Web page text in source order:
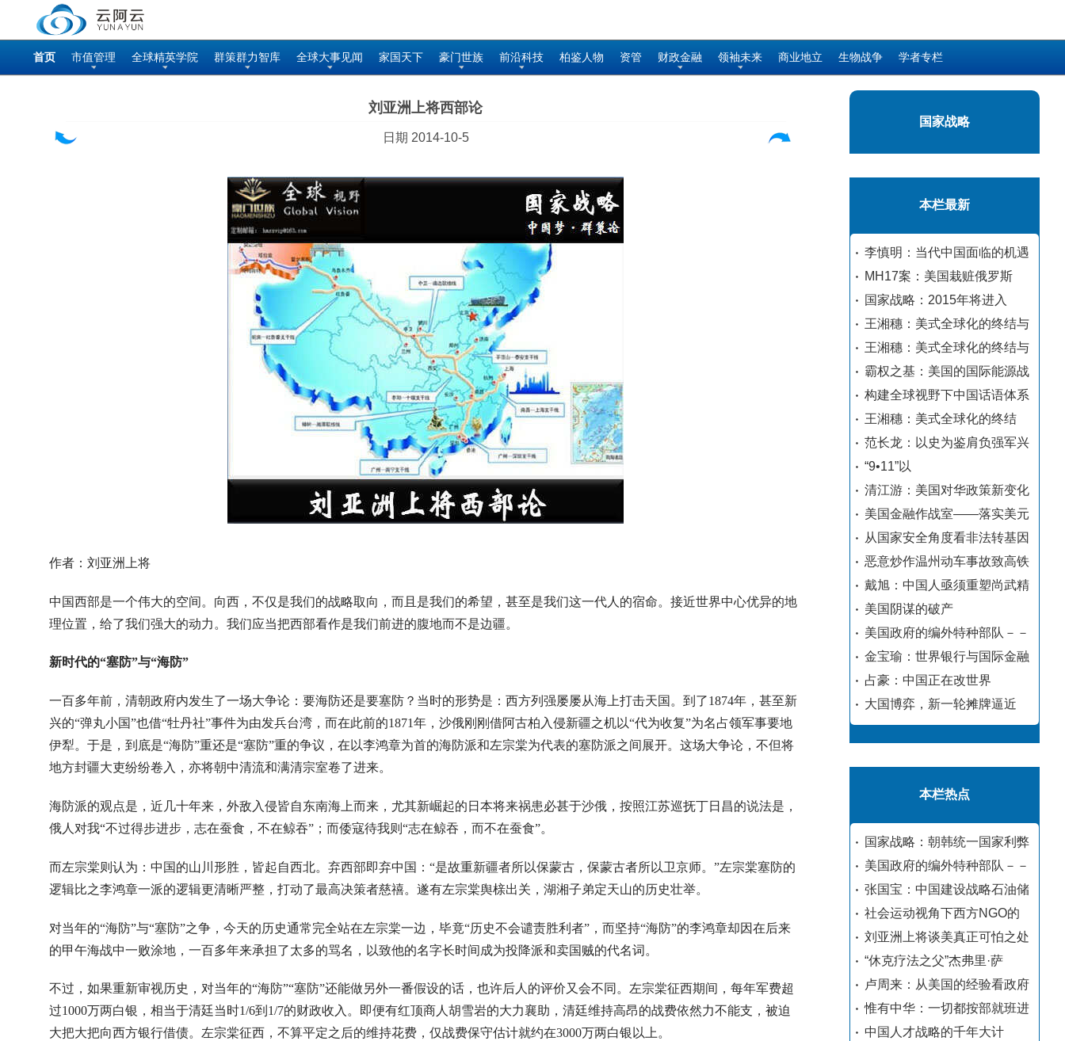
首页 市值管理 全球精英学院 群策群力智库 全球大事见闻 家国天下 豪门世族 前沿科技 柏鉴人物 资管 财政金融 领袖未来 商业地立 生物战争 学者专栏
刘亚洲上将西部论
日期 2014-10-5
作者：刘亚洲上将
中国西部是一个伟大的空间。向西，不仅是我们的战略取向，而且是我们的希望，甚至是我们这一代人的宿命。接近世界中心优异的地
理位置，给了我们强大的动力。我们应当把西部看作是我们前进的腹地而不是边疆。
新时代的“塞防”与“海防”
一百多年前，清朝政府内发生了一场大争论：要海防还是要塞防？当时的形势是：西方列强屡屡从海上打击天国。到了1874年，甚至新
兴的“弹丸小国”也借“牡丹社”事件为由发兵台湾，而在此前的1871年，沙俄刚刚借阿古柏入侵新疆之机以“代为收复”为名占领军事要地
伊犁。于是，到底是“海防”重还是“塞防”重的争议，在以李鸿章为首的海防派和左宗棠为代表的塞防派之间展开。这场大争论，不但将
地方封疆大吏纷纷卷入，亦将朝中清流和满清宗室卷了进来。
海防派的观点是，近几十年来，外敌入侵皆自东南海上而来，尤其新崛起的日本将来祸患必甚于沙俄，按照江苏巡抚丁日昌的说法是，
俄人对我“不过得步进步，志在蚕食，不在鲸吞”；而倭寇待我则“志在鲸吞，而不在蚕食”。
而左宗棠则认为：中国的山川形胜，皆起自西北。弃西部即弃中国：“是故重新疆者所以保蒙古，保蒙古者所以卫京师。”左宗棠塞防的
逻辑比之李鸿章一派的逻辑更清晰严整，打动了最高决策者慈禧。遂有左宗棠舆榇出关，湖湘子弟定天山的历史壮举。
对当年的“海防”与“塞防”之争，今天的历史通常完全站在左宗棠一边，毕竟“历史不会谴责胜利者”，而坚持“海防”的李鸿章却因在后来
的甲午海战中一败涂地，一百多年来承担了太多的骂名，以致他的名字长时间成为投降派和卖国贼的代名词。
不过，如果重新审视历史，对当年的“海防”“塞防”还能做另外一番假设的话，也许后人的评价又会不同。左宗棠征西期间，每年军费超
过1000万两白银，相当于清廷当时1/6到1/7的财政收入。即便有红顶商人胡雪岩的大力襄助，清廷维持高昂的战费依然力不能支，被迫
大把大把向西方银行借债。左宗棠征西，不算平定之后的维持花费，仅战费保守估计就约在3000万两白银以上。
国家战略
本栏最新
李慎明：当代中国面临的机遇
MH17案：美国栽赃俄罗斯
国家战略：2015年将进入
王湘穗：美式全球化的终结与
王湘穗：美式全球化的终结与
霸权之基：美国的国际能源战
构建全球视野下中国话语体系
王湘穗：美式全球化的终结
范长龙：以史为鉴肩负强军兴
“9•11”以
清江游：美国对华政策新变化
美国金融作战室——落实美元
从国家安全角度看非法转基因
恶意炒作温州动车事故致高铁
戴旭：中国人亟须重塑尚武精
美国阴谋的破产
美国政府的编外特种部队－－
金宝瑜：世界银行与国际金融
占豪：中国正在改世界
大国博弈，新一轮摊牌逼近
本栏热点
国家战略：朝韩统一国家利弊
美国政府的编外特种部队－－
张国宝：中国建设战略石油储
社会运动视角下西方NGO的
刘亚洲上将谈美真正可怕之处
“休克疗法之父”杰弗里·萨
卢周来：从美国的经验看政府
惟有中华：一切都按部就班进
中国人才战略的千年大计